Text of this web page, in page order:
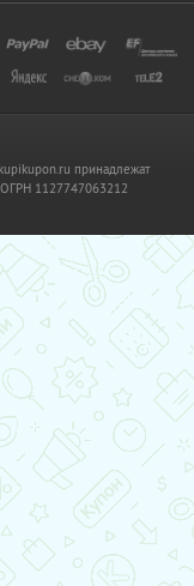
принадлежат
1127747063212